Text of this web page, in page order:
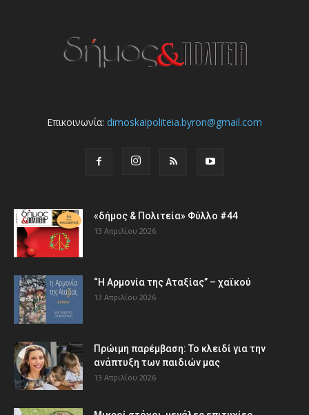
Επικοινωνία: dimoskaipoliteia.byron@gmail.com
«δήμος & Πολιτεία» Φύλλο #44
13 Απριλίου 2026
“Η Αρμονία της Αταξίας” – χαϊκού
13 Απριλίου 2026
Πρώιμη παρέμβαση: Το κλειδί για την
ανάπτυξη των παιδιών µας
13 Απριλίου 2026